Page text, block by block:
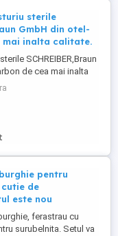
sterile
GmbH din otel-
mai inalta calitate.
SCHREIBER,Braun
de cea mai inalta
individual ȋn folie de
special VPI (protectie
asigura o protectie
Ambalaj
Material: otel-
pentru
de
este nou
ferastrau cu
surubelnita. Setul va